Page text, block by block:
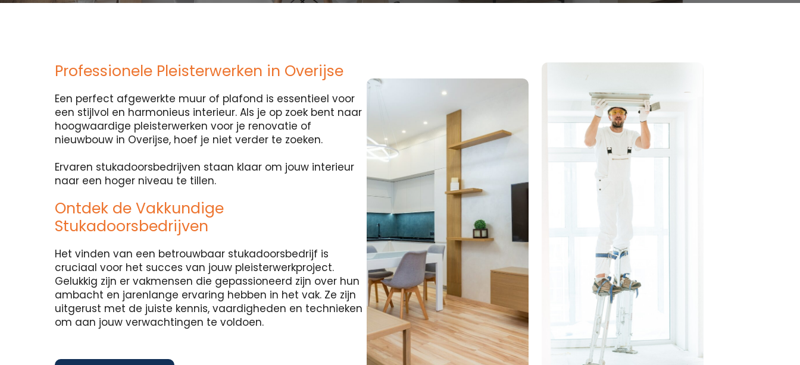
Professionele Pleisterwerken in Overijse
Een perfect afgewerkte muur of plafond is essentieel voor
een stijlvol en harmonieus interieur. Als je op zoek bent naar
hoogwaardige pleisterwerken voor je renovatie of
nieuwbouw in Overijse, hoef je niet verder te zoeken.
Ervaren stukadoorsbedrijven staan klaar om jouw interieur
naar een hoger niveau te tillen.
Ontdek de Vakkundige
Stukadoorsbedrijven
Het vinden van een betrouwbaar stukadoorsbedrijf is
cruciaal voor het succes van jouw pleisterwerkproject.
Gelukkig zijn er vakmensen die gepassioneerd zijn over hun
ambacht en jarenlange ervaring hebben in het vak. Ze zijn
uitgerust met de juiste kennis, vaardigheden en technieken
om aan jouw verwachtingen te voldoen.